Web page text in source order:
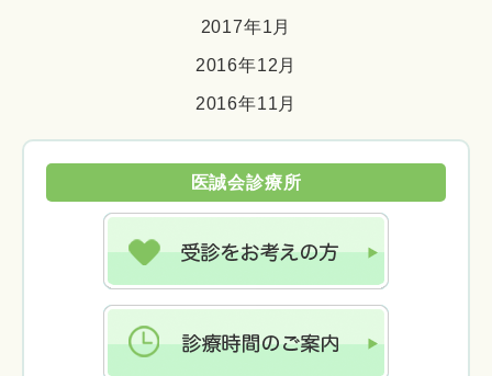
2017年1月
2016年12月
2016年11月
医誠会診療所